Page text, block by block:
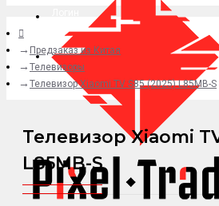
+7 (495) 015-41-41
Предзаказ из Китая
Телевизоры
Телевизор Xiaomi TV S85 (2025) L85MB-S
Телевизор Xiaomi
L85MB-S